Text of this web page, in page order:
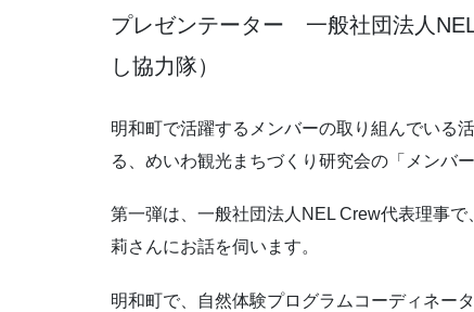
プレゼンテーター 一般社団法人
し協力隊）
明和町で活躍するメンバーの取り組んでいる
る、めいわ観光まちづくり研究会の「メンバ
第一弾は、一般社団法人NEL Crew代表理事
莉さんにお話を伺います。
明和町で、自然体験プログラムコーディネー